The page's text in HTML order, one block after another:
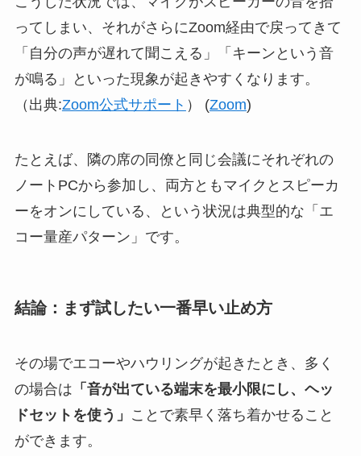
ってしまい、それがさらにZoom経由で戻ってきて
「自分の声が遅れて聞こえる」「キーンという音
が鳴る」といった現象が起きやすくなります。
（出典:Zoom公式サポート ） (Zoom)
たとえば、隣の席の同僚と同じ会議にそれぞれの
ノートPCから参加し、両方ともマイクとスピーカ
ーをオンにしている、という状況は典型的な「エ
コー量産パターン」です。
結論：まず試したい一番早い止め方
その場でエコーやハウリングが起きたとき、多く
の場合は 「音が出ている端末を最小限にし、ヘッ
ドセットを使う」 ことで素早く落ち着かせること
ができます。